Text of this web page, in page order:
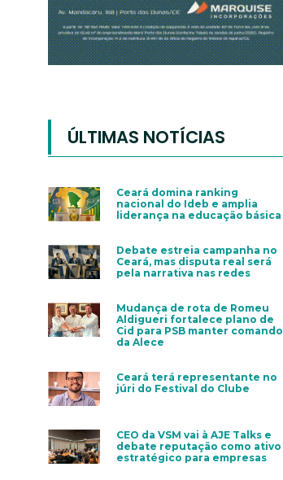
ÚLTIMAS NOTÍCIAS
Ceará domina ranking
nacional do Ideb e amplia
liderança na educação básica
Debate estreia campanha no
Ceará, mas disputa real será
pela narrativa nas redes
Mudança de rota de Romeu
Aldigueri fortalece plano de
Cid para PSB manter comando
da Alece
Ceará terá representante no
júri do Festival do Clube
CEO da VSM vai à AJE Talks e
debate reputação como ativo
estratégico para empresas